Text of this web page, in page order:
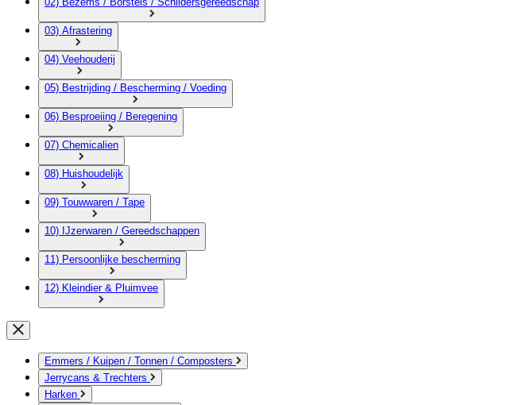
03) Afrastering
04) Veehouderij
05) Bestrijding / Bescherming / Voeding
06) Besproeiing / Beregening
07) Chemicalien
08) Huishoudelijk
09) Touwwaren / Tape
10) IJzerwaren / Gereedschappen
11) Persoonlijke bescherming
12) Kleindier & Pluimvee
Emmers / Kuipen / Tonnen / Composters
Jerrycans & Trechters
Harken